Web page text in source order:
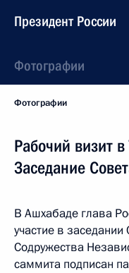
Президент России
Фотографии
Фотографии
Рабочий визит
Заседание
В Ашхабаде глава
участие в заседании
Содружества
саммита подписан